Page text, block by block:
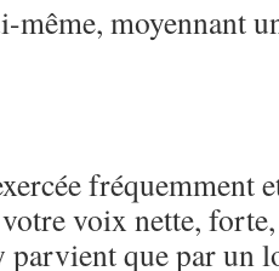
même, moyennant
fréquemment
voix nette,
parvient que par un